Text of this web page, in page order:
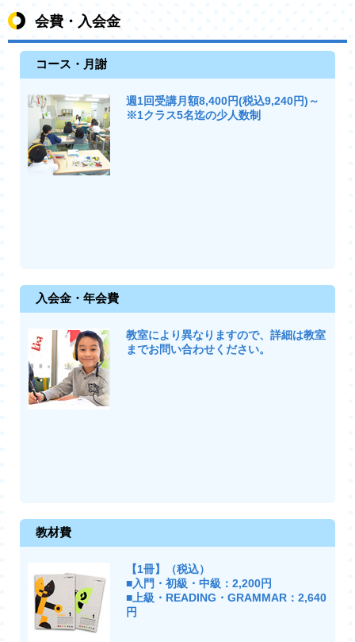
会費・入会金
コース・月謝
週1回受講月額8,400円(税込9,240円)～
※1クラス5名迄の少人数制
入会金・年会費
教室により異なりますので、詳細は教室
までお問い合わせください。
教材費
【1冊】（税込）
■入門・初級・中級：2,200円
■上級・READING・GRAMMAR：2,640
円